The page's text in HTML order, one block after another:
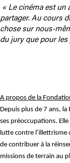
« Le cinéma est
partager. Au cours
chose sur nous-
du jury que pour
A propos de la
Depuis plus de 7 ans,
ses préoccupations.
lutte contre
de contribuer à la
missions de terrain au